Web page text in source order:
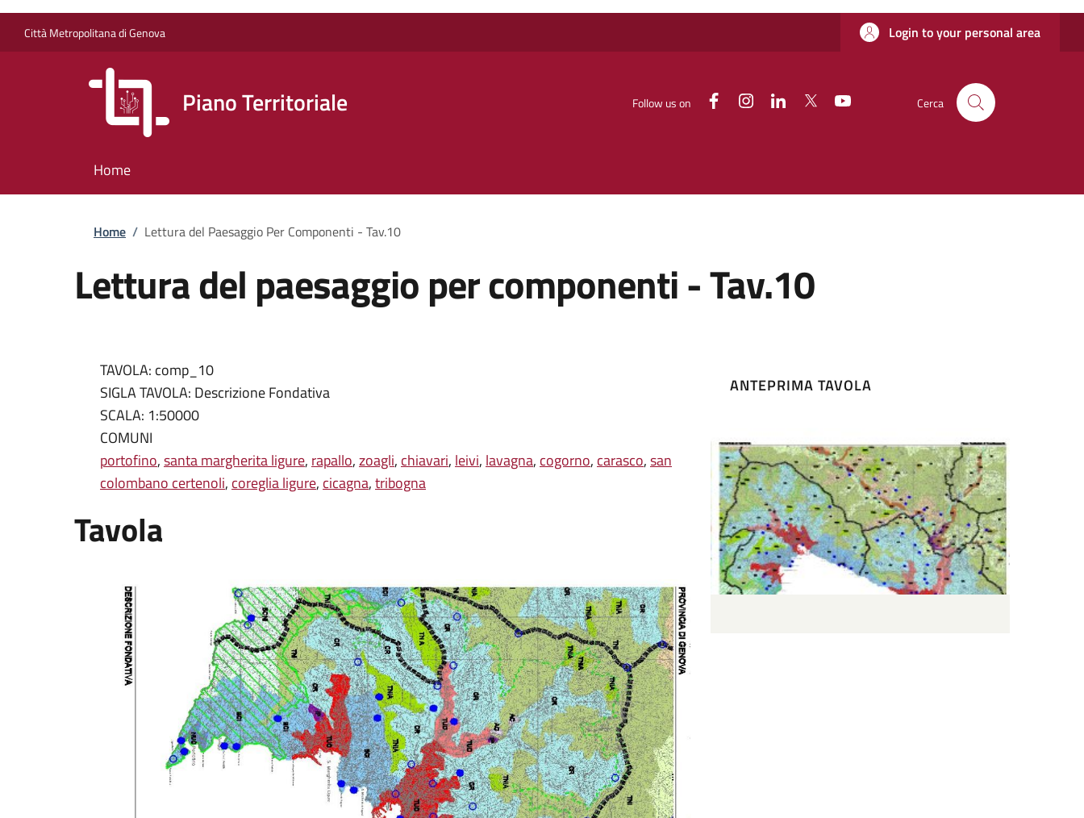
Città Metropolitana di Genova Login to your personal area
Piano Territoriale Follow us on FacebookInstagramLinkedinTwitter Cerca
Home
Briciole di pane
Home / Lettura del Paesaggio Per Componenti - Tav.10
Lettura del paesaggio per componenti - Tav.10
TAVOLA: comp_10
SIGLA TAVOLA: Descrizione Fondativa
SCALA: 1:50000
COMUNI
portofino,santa margherita ligure, rapallo,zoagli, chiavari, leivi, lavagna, cogorno, carasco,san
colombano certenoli, coreglia ligure, cicagna,tribogna
Tavola
ANTEPRIMA TAVOLA